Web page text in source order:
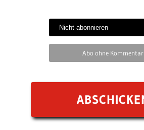
Abo ohne Kommentar